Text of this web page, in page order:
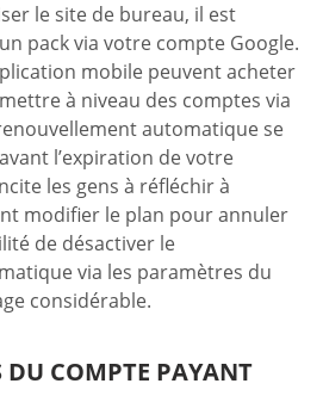
le site de bureau, il est
pack via votre compte Google.
mobile peuvent acheter
à niveau des comptes via
automatique se
l’expiration de votre
les gens à réfléchir à
modifier le plan pour annuler
de désactiver le
via les paramètres du
considérable.
DU COMPTE PAYANT